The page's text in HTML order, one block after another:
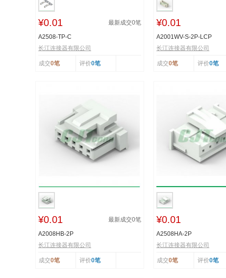
¥0.01 最新成交0笔
A2508-TP-C
长江连接器有限公司
成交0笔 评价0笔
¥0.01
A2001WV-S-2P-LCP
长江连接器有限公司
成交0笔 评价0笔
¥0.01 最新成交0笔
A2008HB-2P
长江连接器有限公司
成交0笔 评价0笔
¥0.01
A2508HA-2P
长江连接器有限公司
成交0笔 评价0笔